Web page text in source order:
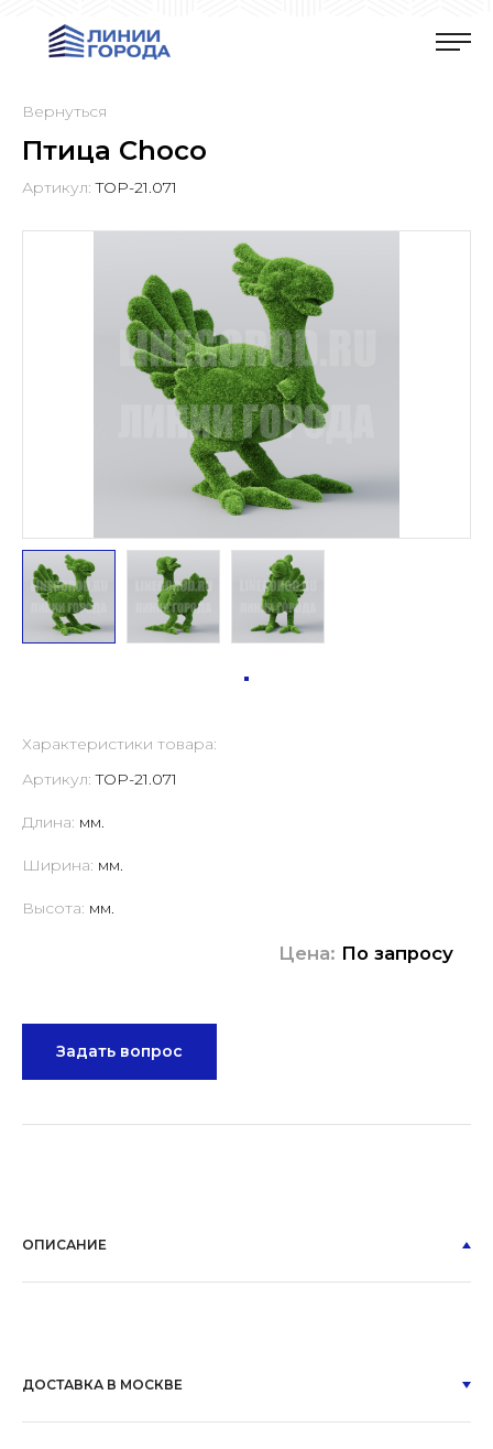
Вернуться
Птица Choco
Артикул: TOP-21.071
Характеристики товара:
Артикул:TOP-21.071
Длина: мм.
Ширина: мм.
Высота: мм.
Цена: По запросу
Задать вопрос
ОПИСАНИЕ
ДОСТАВКА В МОСКВЕ